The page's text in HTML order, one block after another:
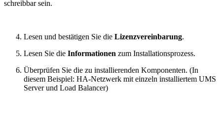
schreibbar sein.
Lesen und bestätigen Sie die Lizenzvereinbarung.
Lesen Sie die Informationen zum Installationsprozess.
Überprüfen Sie die zu installierenden Komponenten. (In
diesem Beispiel: HA-Netzwerk mit einzeln installiertem UMS
Server und Load Balancer)